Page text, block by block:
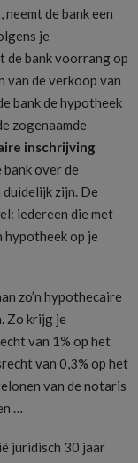
de bank een
je
de bank voorrang op
van de verkoop van
bank de hypotheek
zogenaamde
inschrijving
over de
zijn. De
iedereen die met
hypotheek op je
zo’n hypothecaire
Zo krijg je
van 1% op het
van 0,3% op het
van de notaris
…
juridisch 30 jaar